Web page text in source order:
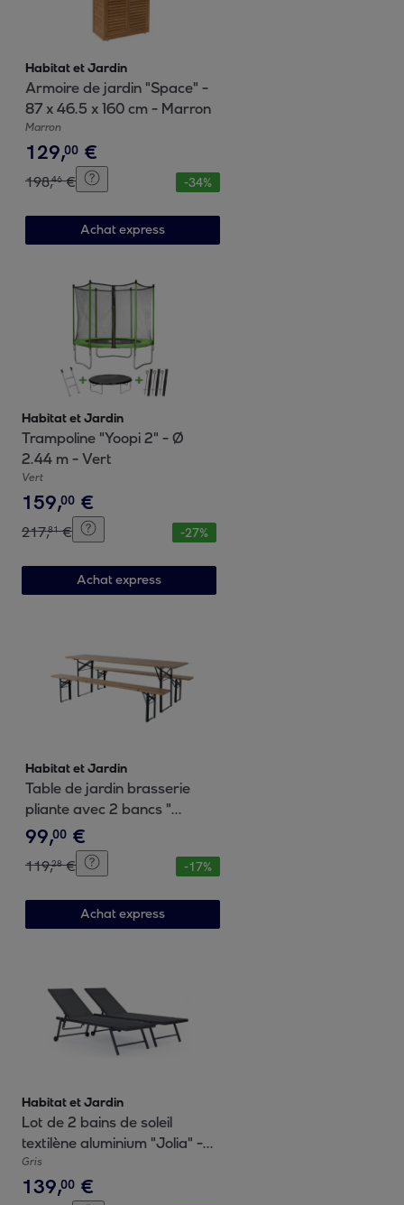
Habitat et Jardin
Armoire de jardin "Space" -
87 x 46.5 x 160 cm - Marron
Marron
129,00 €
198,46 € -34%
Achat express
Habitat et Jardin
Trampoline "Yoopi 2" - Ø
2.44 m - Vert
Vert
159,00 €
217,81 € -27%
Achat express
Habitat et Jardin
Table de jardin brasserie
pliante avec 2 bancs "
Lisbonne " - 218 x 59,5 x 75
cm - Marron
99,00 €
119,28 € -17%
Achat express
Habitat et Jardin
Lot de 2 bains de soleil
textilène aluminium "Jolia" -
Gris foncé
Gris
139,00 €